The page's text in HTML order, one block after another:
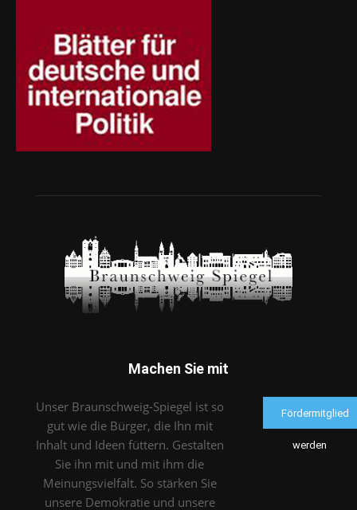
Machen Sie mit
Unser Braunschweig-Spiegel ist so
gut wie die Bürger, die Ihn mit
Inhalt und Ideen füttern. Gestalten
Sie ihn mit und mit ihm die
Meinungsvielfalt. So stärken Sie
unsere Demokratie und unsere
Fördermitglied
werden